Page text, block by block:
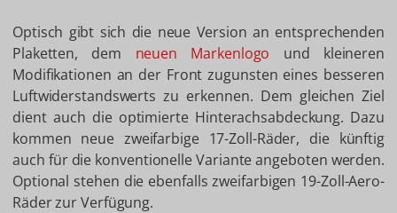
Optisch gibt sich die neue Version an entsprechenden
Plaketten, dem neuen Markenlogo und kleineren
Modifikationen an der Front zugunsten eines besseren
Luftwiderstandswerts zu erkennen. Dem gleichen Ziel
dient auch die optimierte Hinterachsabdeckung. Dazu
kommen neue zweifarbige 17-Zoll-Räder, die künftig
auch für die konventionelle Variante angeboten werden.
Optional stehen die ebenfalls zweifarbigen 19-Zoll-Aero-
Räder zur Verfügung.